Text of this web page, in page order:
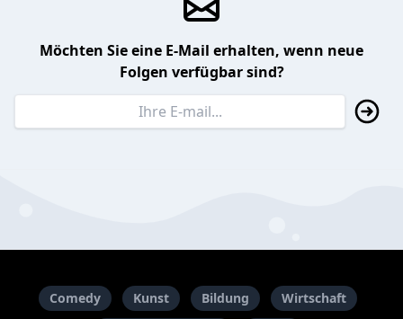
Möchten Sie eine E-Mail erhalten, wenn neue
Folgen verfügbar sind?
Comedy Kunst Bildung
Wirtschaft